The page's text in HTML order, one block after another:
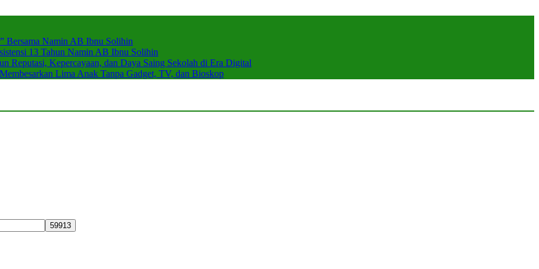
Bersama Namin AB Ibnu Solihin
13 Tahun Namin AB Ibnu Solihin
Reputasi, Kepercayaan, dan Daya Saing Sekolah di Era Digital
Lima Anak Tanpa Gadget, TV, dan Bioskop